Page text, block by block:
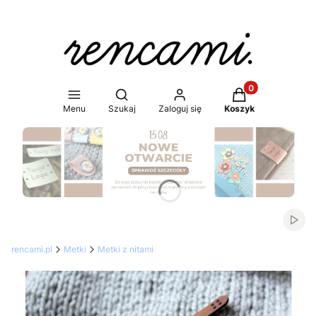
Menu
Otwórz wyszukiwarkę
Szukaj Zaloguj się
Produkty w
Koszyk
Naciśnij Enter lub spację, aby otworzyć stronę.
rencami.pl Metki Metki z nitami